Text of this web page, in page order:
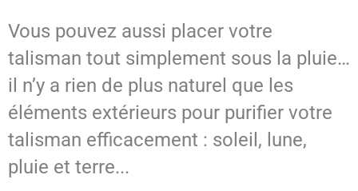
Vous pouvez aussi placer votre
talisman tout simplement sous la pluie…
il n’y a rien de plus naturel que les
éléments extérieurs pour purifier votre
talisman efficacement : soleil, lune,
pluie et terre...